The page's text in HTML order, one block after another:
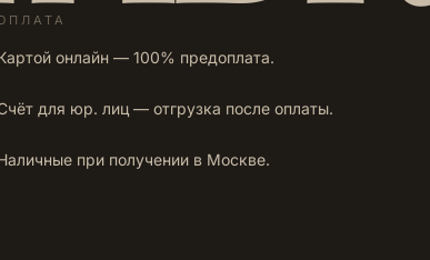
онлайн — 100% предоплата.
для юр. лиц — отгрузка после оплаты.
при получении в Москве.